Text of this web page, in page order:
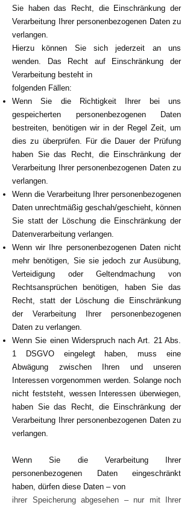
Sie haben das Recht, die Einschränkung der
Verarbeitung Ihrer personenbezogenen Daten zu
verlangen.
Hierzu können Sie sich jederzeit an uns
wenden. Das Recht auf Einschränkung der
Verarbeitung besteht in
folgenden Fällen:
Wenn Sie die Richtigkeit Ihrer bei uns
gespeicherten personenbezogenen Daten
bestreiten, benötigen wir in der Regel Zeit, um
dies zu überprüfen. Für die Dauer der Prüfung
haben Sie das Recht, die Einschränkung der
Verarbeitung Ihrer personenbezogenen Daten zu
verlangen.
Wenn die Verarbeitung Ihrer personenbezogenen
Daten unrechtmäßig geschah/geschieht, können
Sie statt der Löschung die Einschränkung der
Datenverarbeitung verlangen.
Wenn wir Ihre personenbezogenen Daten nicht
mehr benötigen, Sie sie jedoch zur Ausübung,
Verteidigung oder Geltendmachung von
Rechtsansprüchen benötigen, haben Sie das
Recht, statt der Löschung die Einschränkung
der Verarbeitung Ihrer personenbezogenen
Daten zu verlangen.
Wenn Sie einen Widerspruch nach Art. 21 Abs.
1 DSGVO eingelegt haben, muss eine
Abwägung zwischen Ihren und unseren
Interessen vorgenommen werden. Solange noch
nicht feststeht, wessen Interessen überwiegen,
haben Sie das Recht, die Einschränkung der
Verarbeitung Ihrer personenbezogenen Daten zu
verlangen.
Wenn Sie die Verarbeitung Ihrer
personenbezogenen Daten eingeschränkt
haben, dürfen diese Daten – von
​ihrer Speicherung abgesehen – nur mit Ihrer